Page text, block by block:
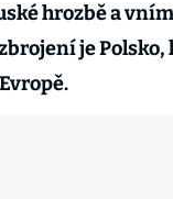
hrozbě a
je